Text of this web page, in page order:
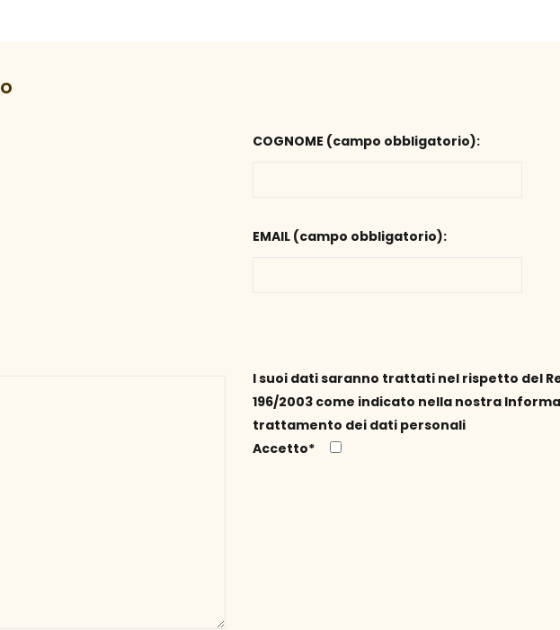
COGNOME (campo obbligatorio):
EMAIL (campo obbligatorio):
I suoi dati saranno trattati nel rispetto del
196/2003 come indicato nella nostra
trattamento dei dati personali
Accetto*